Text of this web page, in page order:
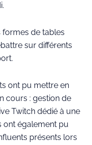
formes de tables
sur différents
ont pu mettre en
cours : gestion de
Twitch dédié à une
ont également pu
présents lors